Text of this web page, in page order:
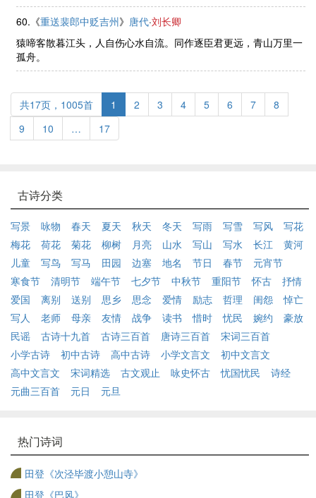
60.《重送裴郎中贬吉州》 唐代·刘长卿
猿啼客散暮江头，人自伤心水自流。同作逐臣君更远，青山万里一
孤舟。
共17页，1005首 1 2 3 4 5 6 7
8
9
10 … 17
古诗分类
写景 咏物 春天 夏天 秋天 冬天 写雨 写雪 写风
写花
梅花
荷花 菊花 柳树 月亮 山水 写山 写水 长江
黄河
儿童
写鸟 写马 田园 边塞 地名 节日 春节
元宵节
寒食节
清明节 端午节 七夕节 中秋节 重阳节 怀古
抒情
爱国
离别 送别 思乡 思念 爱情 励志 哲理 闺怨
悼亡
写人
老师 母亲 友情 战争 读书 惜时 忧民 婉约
豪放
民谣
古诗十九首 古诗三百首 唐诗三百首
宋词三百首
小学古诗
初中古诗 高中古诗 小学文言文
初中文言文
高中文言文
宋词精选 古文观止 咏史怀古 忧国忧民
诗经
元曲三百首
元日 元旦
热门诗词
田登《次泾毕渡小憩山寺》
田登《巴风》